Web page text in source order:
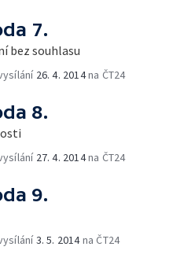
7.
bez souhlasu
26. 4. 2014na ČT24
8.
27. 4. 2014na ČT24
9.
3. 5. 2014na ČT24